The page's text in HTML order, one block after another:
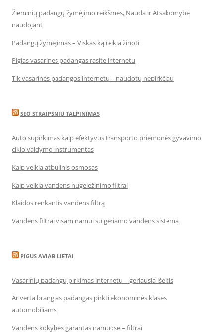
Žieminių padangų žymėjimo reikšmės, Nauda ir Atsakomybė
naudojant
Padangų žymėjimas – Viskas ką reikia žinoti
Pigias vasarines padangas rasite internetu
Tik vasarinės padangos internetu – naudotų nepirkčiau
SEO STRAIPSNIU TALPINIMAS
Auto supirkimas kaip efektyvus transporto priemonės gyvavimo
ciklo valdymo instrumentas
Kaip veikia atbulinis osmosas
Kaip veikia vandens nugeležinimo filtrai
Klaidos renkantis vandens filtrą
Vandens filtrai visam namui su geriamo vandens sistema
PIGUS AVIABILIETAI
Vasarinių padangų pirkimas internetu – geriausia išeitis
Ar verta brangias padangas pirkti ekonominės klasės
automobiliams
Vandens kokybės garantas namuose – filtrai